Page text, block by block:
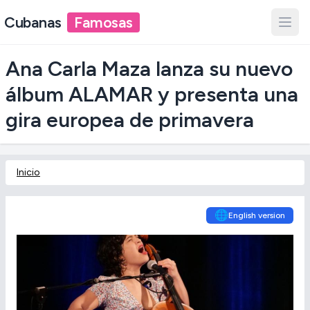
Cubanas Famosas
Ana Carla Maza lanza su nuevo
álbum ALAMAR y presenta una
gira europea de primavera
Inicio
🌐English version